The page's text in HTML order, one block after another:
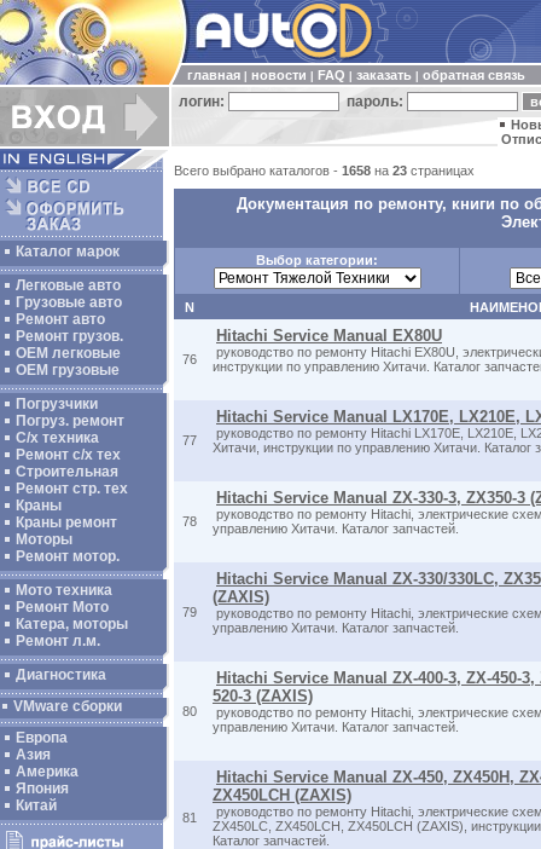
главная новости FAQ заказать обратная связь
логин: пароль:
Каталог марок
Легковые авто
Грузовые авто
Ремонт авто
Ремонт грузов.
ОЕМ легковые
OEM грузовые
Погрузчики
Погруз. ремонт
С/х техника
Ремонт с/х тех
Строительная
Ремонт стр. тех
Краны
Краны ремонт
Моторы
Ремонт мотор.
Мото техника
Ремонт Мото
Катера, моторы
Ремонт л.м.
Диагностика
VMware сборки
Европа
Азия
Америка
Япония
Китай
Всего выбрано каталогов - 1658 на 23 страницах
Документация по ремонту, книги по
Выбор категории:
N
76
Hitachi Service Manual EX80U
руководство по ремонту Hitachi EX80U,
инструкции по управлению Хитачи. Каталог
77
Hitachi Service Manual LX170E, LX210E,
руководство по ремонту Hitachi LX170E, LX210E,
Хитачи, инструкции по управлению Хитачи. Каталог
78
Hitachi Service Manual ZX-330-3, ZX350-3
руководство по ремонту Hitachi, электрические
управлению Хитачи. Каталог запчастей.
79
Hitachi Service Manual ZX-330/330LC,
(ZAXIS)
руководство по ремонту Hitachi, электрические
управлению Хитачи. Каталог запчастей.
80
Hitachi Service Manual ZX-400-3, ZX-450-3,
520-3 (ZAXIS)
руководство по ремонту Hitachi, электрические
управлению Хитачи. Каталог запчастей.
81
Hitachi Service Manual ZX-450, ZX450H,
ZX450LCH (ZAXIS)
руководство по ремонту Hitachi, электрические
ZX450LC, ZX450LCH, ZX450LCH (ZAXIS),
Каталог запчастей.